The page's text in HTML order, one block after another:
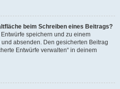
beim Schreiben eines Beitrags?
speichern und zu einem
absenden. Den gesicherten Beitrag
Entwürfe verwalten“ in deinem